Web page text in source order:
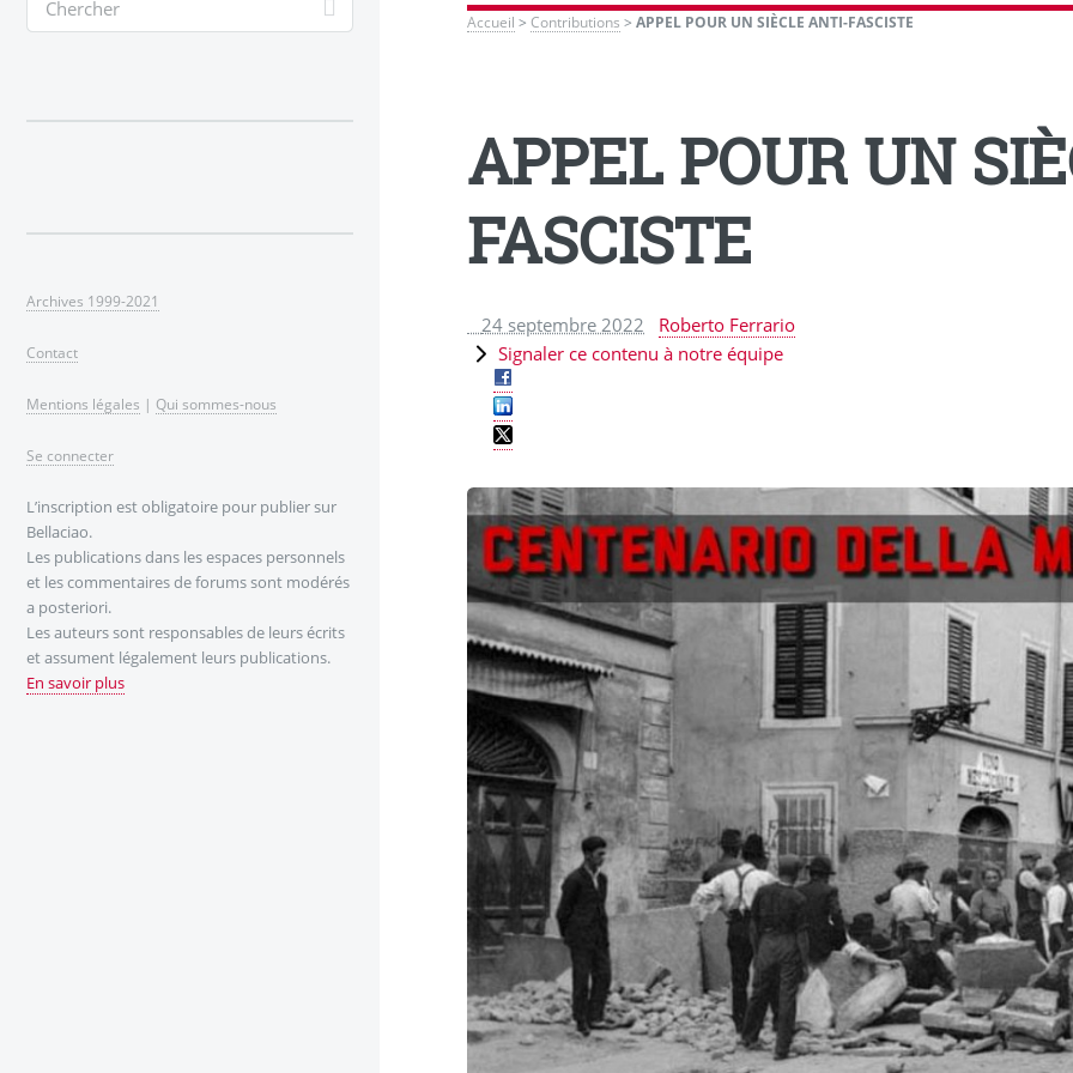
Accueil >Contributions >APPEL POUR UN SIÈCLE ANTI-FASCISTE
APPEL POUR UN
FASCISTE
24 septembre 2022
Roberto Ferrario
Signaler ce contenu à notre équipe
Archives 1999-2021
Contact
Mentions légales | Qui sommes-nous
Se connecter
L’inscription est obligatoire pour publier sur
Bellaciao.
Les publications dans les espaces personnels
et les commentaires de forums sont modérés
a posteriori.
Les auteurs sont responsables de leurs écrits
et assument légalement leurs publications.
En savoir plus